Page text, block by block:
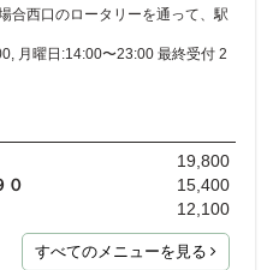
合西口のロータリーを通って、駅
月曜日:14:00〜23:00 最終受付 2
19,800
０
15,400
12,100
すべてのメニューを見る